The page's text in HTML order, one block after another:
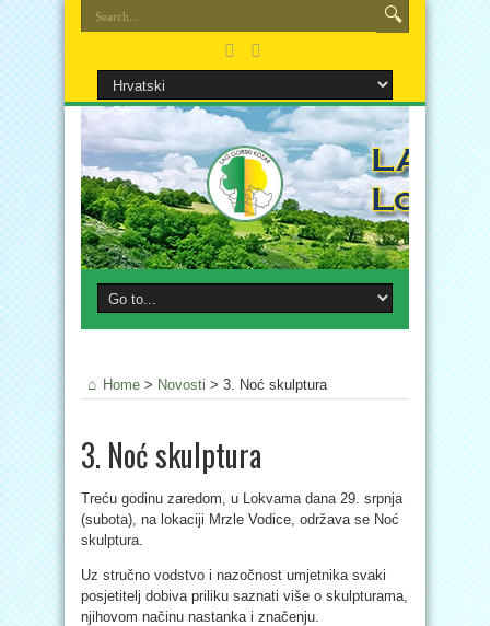
Home > Novosti > 3. Noć skulptura
3. Noć skulptura
Treću godinu zaredom, u Lokvama dana 29. srpnja
(subota), na lokaciji Mrzle Vodice, održava se Noć
skulptura.
Uz stručno vodstvo i nazočnost umjetnika svaki
posjetitelj dobiva priliku saznati više o skulpturama,
njihovom načinu nastanka i značenju.